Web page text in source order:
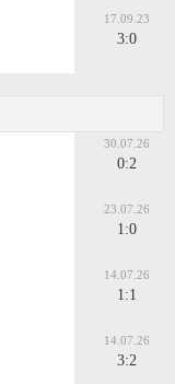
17.09.23
3:0
30.07.26
0:2
23.07.26
1:0
14.07.26
1:1
14.07.26
3:2